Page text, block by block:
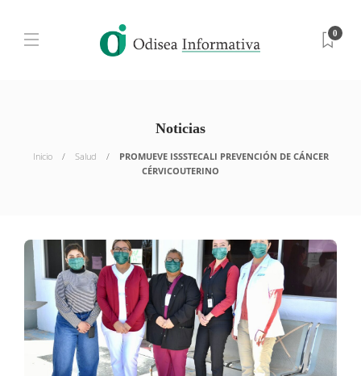
0
Noticias
Inicio Salud
PROMUEVE ISSSTECALI PREVENCIÓN DE CÁNCER
CÉRVICOUTERINO